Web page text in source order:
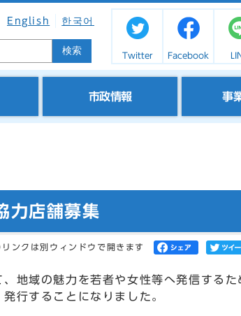
English 한국어
検索 Twitter Facebook
市政情報 事
力店舗募集
ンクは別ウィンドウで開きます
地域の魅力を若者や女性等へ発信するた
行することになりました。